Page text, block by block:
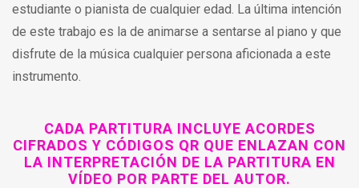
estudiante o pianista de cualquier edad. La última intención
de este trabajo es la de animarse a sentarse al piano y que
disfrute de la música cualquier persona aficionada a este
instrumento.
CADA PARTITURA INCLUYE ACORDES
CIFRADOS Y CÓDIGOS QR QUE ENLAZAN CON
LA INTERPRETACIÓN DE LA PARTITURA EN
VÍDEO POR PARTE DEL AUTOR.